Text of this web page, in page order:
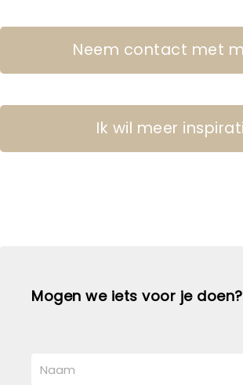
Neem contact met
Ik wil meer
Mogen we iets voor je doen?